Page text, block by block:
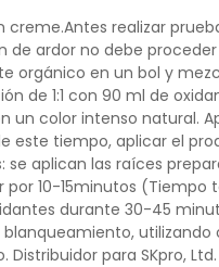
creme.Antes realizar
ardor no debe proceder
orgánico en un bol y
de 1:1 con 90 ml de
un color intenso
este tiempo, aplicar el
se aplican las raíces
por 10-15minutos
durante 30-45
para SKpro, Ltd.